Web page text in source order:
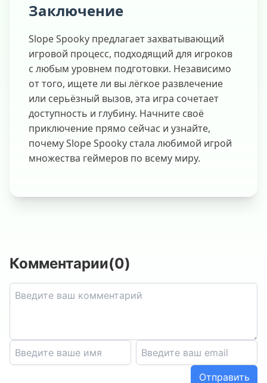
Заключение
Slope Spooky предлагает захватывающий
игровой процесс, подходящий для игроков
с любым уровнем подготовки. Независимо
от того, ищете ли вы лёгкое развлечение
или серьёзный вызов, эта игра сочетает
доступность и глубину. Начните своё
приключение прямо сейчас и узнайте,
почему Slope Spooky стала любимой игрой
множества геймеров по всему миру.
Комментарии(0)
Отправить